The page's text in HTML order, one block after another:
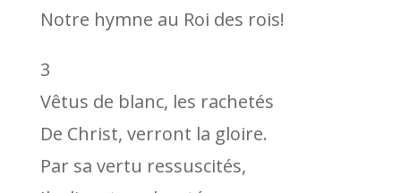
Notre hymne au Roi des rois!
3
Vêtus de blanc, les rachetés
De Christ, verront la gloire.
Par sa vertu ressuscités,